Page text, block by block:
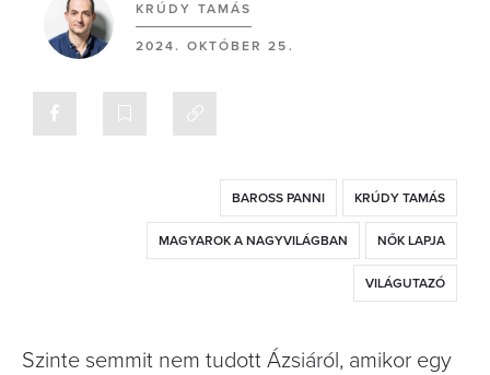
KRÚDY TAMÁS
2024. OKTÓBER 25.
BAROSS PANNI KRÚDY TAMÁS
MAGYAROK A NAGYVILÁGBAN NŐK LAPJA
VILÁGUTAZÓ
Szinte semmit nem tudott Ázsiáról, amikor egy